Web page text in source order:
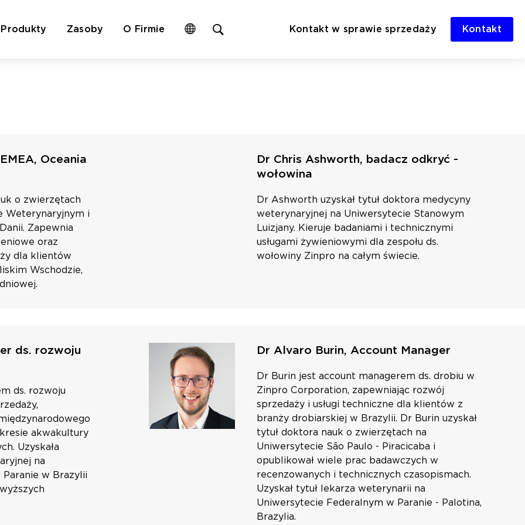
Produkty Zasoby O Firmie Kontakt w sprawie sprzedaży Kontakt
Oceania
o zwierzętach
Weterynaryjnym i
Zapewnia
oraz
dla klientów
Wschodzie,
Dr Chris Ashworth, badacz odkryć -
wołowina
Dr Ashworth uzyskał tytuł doktora medycyny
weterynaryjnej na Uniwersytecie Stanowym
Luizjany. Kieruje badaniami i technicznymi
usługami żywieniowymi dla zespołu ds.
wołowiny Zinpro na całym świecie.
ds. rozwoju
ds. rozwoju
akwakultury
Uzyskała
na
w Brazylii
Dr Alvaro Burin, Account Manager
Dr Burin jest account managerem ds. drobiu w
Zinpro Corporation, zapewniając rozwój
sprzedaży i usługi techniczne dla klientów z
branży drobiarskiej w Brazylii. Dr Burin uzyskał
tytuł doktora nauk o zwierzętach na
Uniwersytecie São Paulo - Piracicaba i
opublikował wiele prac badawczych w
recenzowanych i technicznych czasopismach.
Uzyskał tytuł lekarza weterynarii na
Uniwersytecie Federalnym w Paranie - Palotina,
Brazylia.